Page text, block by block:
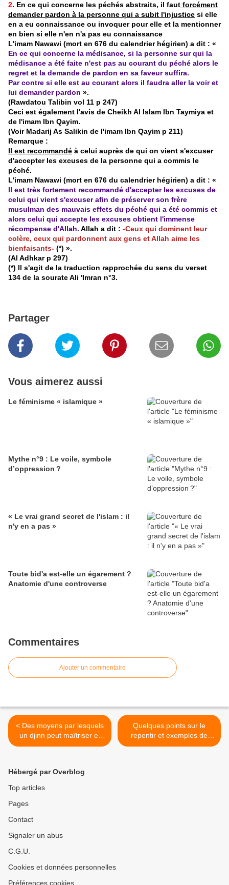
2. En ce qui concerne les péchés abstraits, il faut forcément
demander pardon à la personne qui a subit l'injustice si elle
en a eu connaissance ou invoquer pour elle et la mentionner
en bien si elle n'en n'a pas eu connaissance
L'imam Nawawi (mort en 676 du calendrier hégirien) a dit : «
En ce qui concerne la médisance, si la personne sur qui la
médisance a été faite n'est pas au courant du péché alors le
regret et la demande de pardon en sa faveur suffira.
Par contre si elle est au courant alors il faudra aller la voir et
lui demander pardon ».
(Rawdatou Talibin vol 11 p 247)
Ceci est également l'avis de Cheikh Al Islam Ibn Taymiya et
de l'imam Ibn Qayim.
(Voir Madarij As Salikin de l'imam Ibn Qayim p 211)
Remarque :
Il est recommandé à celui auprès de qui on vient s'excuser
d'accepter les excuses de la personne qui a commis le
péché.
L'imam Nawawi (mort en 676 du calendrier hégirien) a dit : «
Il est très fortement recommandé d'accepter les excuses de
celui qui vient s'excuser afin de préserver son frère
musulman des mauvais effets du péché qui a été commis et
alors celui qui accepte les excuses obtient l'immense
récompense d'Allah. Allah a dit : -Ceux qui dominent leur
colère, ceux qui pardonnent aux gens et Allah aime les
bienfaisants- (*) ».
(Al Adhkar p 297)
(*) Il s'agit de la traduction rapprochée du sens du verset
134 de la sourate Ali 'Imran n°3.
Partager
Vous aimerez aussi
Le féminisme « islamique »
Mythe n°9 : Le voile, symbole
d’oppression ?
« Le vrai grand secret de l'islam : il
n'y en a pas »
Toute bid'a est-elle un égarement ?
Anatomie d'une controverse
Commentaires
Ajouter un commentaire
< Des moyens par lesquels
un djinn peut maîtriser et
posséder les enfants
Quelques points sur le
repentir et exemples de
compagnons >
Hébergé par Overblog
Top articles
Pages
Contact
Signaler un abus
C.G.U.
Cookies et données personnelles
Préférences cookies